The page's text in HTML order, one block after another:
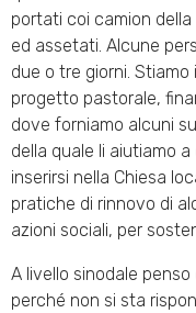
portati coi camion
ed assetati. Alcune
due o tre giorni.
progetto pastorale,
dove forniamo alcuni
della quale li aiutiamo
inserirsi nella Chiesa
pratiche di rinnovo di
azioni sociali, per
A livello sinodale
perché non si sta